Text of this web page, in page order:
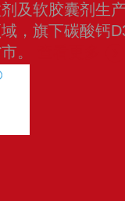
及软胶囊剂生
，旗下碳酸钙
。